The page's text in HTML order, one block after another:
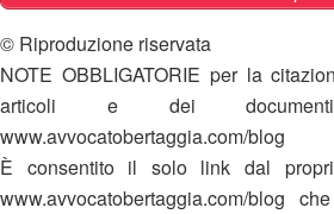
© Riproduzione riservata
NOTE OBBLIGATORIE per la
articoli e dei
www.avvocatobertaggia.com/blog
È consentito il solo link dal
www.avvocatobertaggia.com/blog